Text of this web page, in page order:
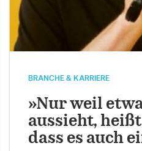
BRANCHE & KARRIERE
»Nur weil
aussieht,
dass es auch